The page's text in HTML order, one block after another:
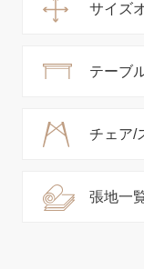
サイズ
テーブ
チェア/
張地一